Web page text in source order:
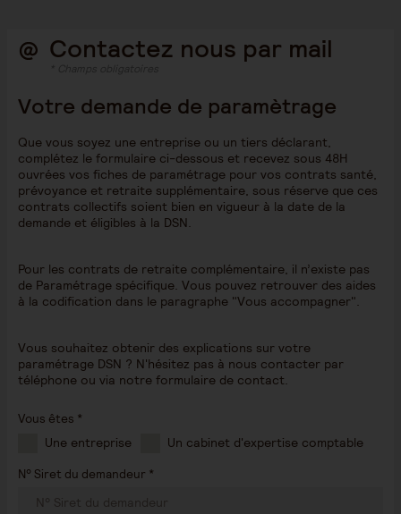
Contactez nous par mail
Votre demande de paramètrage
Que vous soyez une entreprise ou un tiers déclarant,
complétez le formulaire ci-dessous et recevez sous 48H
ouvrées vos fiches de paramétrage pour vos contrats santé,
prévoyance et retraite supplémentaire, sous réserve que ces
contrats collectifs soient bien en vigueur à la date de la
demande et éligibles à la DSN.
Pour les contrats de retraite complémentaire, il n’existe pas
de Paramétrage spécifique. Vous pouvez retrouver des aides
à la codification dans le paragraphe "Vous accompagner".
Vous souhaitez obtenir des explications sur votre
paramétrage DSN ? N'hésitez pas à nous contacter par
téléphone ou via notre formulaire de contact.
Vous êtes *
Une entreprise
Un cabinet d'expertise comptable
N° Siret du demandeur *